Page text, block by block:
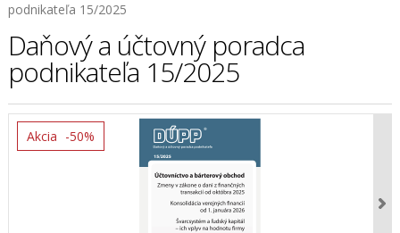
podnikateľa 15/2025
Daňový a účtovný poradca
podnikateľa 15/2025
Akcia -50%